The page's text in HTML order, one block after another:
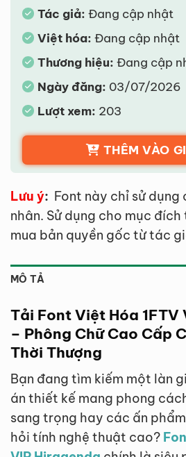
Tác giả: Đang cập nhật
Việt hóa: Đang cập nhật
Thương hiệu: Đang cập
Ngày đăng: 03/07/2026
Lượt xem: 203
THÊM VÀO
Lưu ý: Font này chỉ sử
nhân. Sử dụng cho mục đích
mua bản quyền gốc từ tác
MÔ TẢ
Tải Font Việt Hóa 1FTV
– Phông Chữ Cao Cấp
Thời Thượng
Bạn đang tìm kiếm một làn
án thiết kế mang phong
sang trọng hay các ấn
hỏi tính nghệ thuật cao?